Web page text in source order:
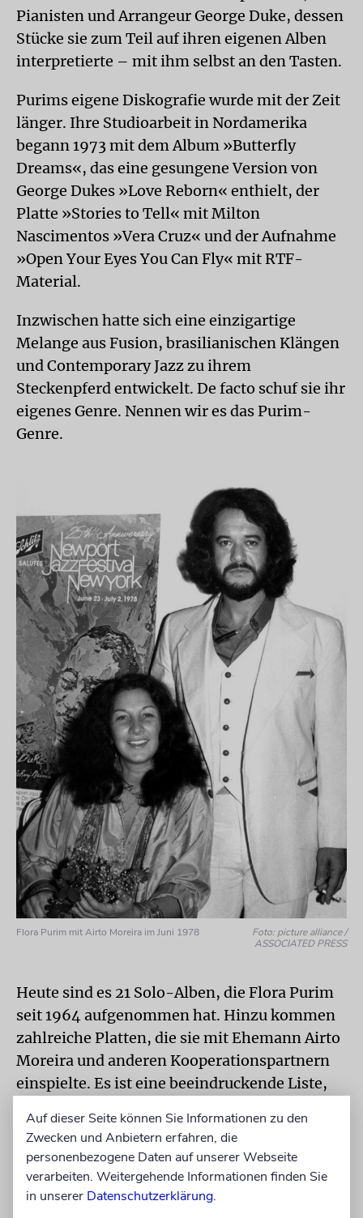
Pianisten und Arrangeur George Duke, dessen
Stücke sie zum Teil auf ihren eigenen Alben
interpretierte – mit ihm selbst an den Tasten.
Purims eigene Diskografie wurde mit der Zeit
länger. Ihre Studioarbeit in Nordamerika
begann 1973 mit dem Album »Butterfly
Dreams«, das eine gesungene Version von
George Dukes »Love Reborn« enthielt, der
Platte »Stories to Tell« mit Milton
Nascimentos »Vera Cruz« und der Aufnahme
»Open Your Eyes You Can Fly« mit RTF-
Material.
Inzwischen hatte sich eine einzigartige
Melange aus Fusion, brasilianischen Klängen
und Contemporary Jazz zu ihrem
Steckenpferd entwickelt. De facto schuf sie ihr
eigenes Genre. Nennen wir es das Purim-
Genre.
Flora Purim mit Airto Moreira im Juni 1978
Foto: picture alliance /
ASSOCIATED PRESS
Heute sind es 21 Solo-Alben, die Flora Purim
seit 1964 aufgenommen hat. Hinzu kommen
zahlreiche Platten, die sie mit Ehemann Airto
Moreira und anderen Kooperationspartnern
einspielte. Es ist eine beeindruckende Liste,
könnte. Leicht verdaulich sind die meisten
ihrer Aufnahmen nicht. Flora Purim, die
inzwischen wieder im brasilianischen Curitiba
lebt, macht Musik zum Zuhören.
Auf dieser Seite können Sie Informationen zu den
Zwecken und Anbietern erfahren, die
personenbezogene Daten auf unserer Webseite
verarbeiten. Weitergehende Informationen finden Sie
in unserer Datenschutzerklärung.